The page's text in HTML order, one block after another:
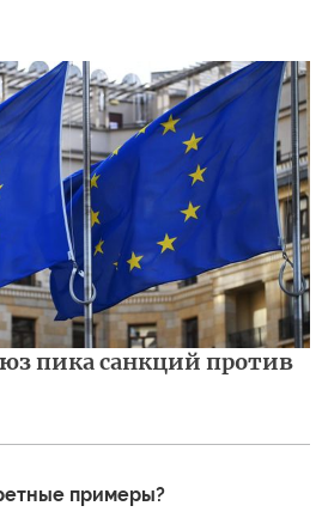
пика санкций против
примеры?